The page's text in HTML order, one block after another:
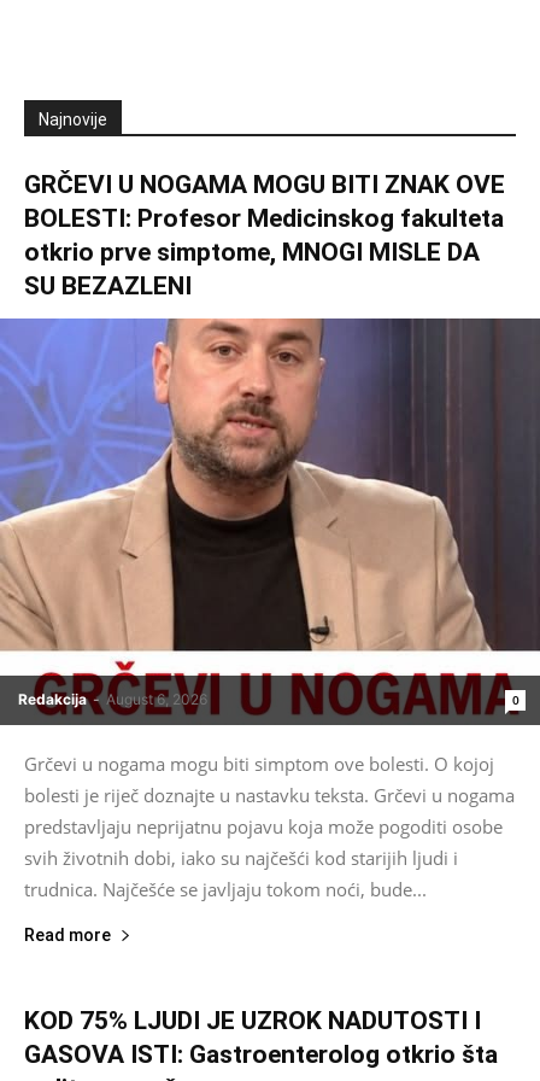
Najnovije
GRČEVI U NOGAMA MOGU BITI ZNAK OVE
BOLESTI: Profesor Medicinskog fakulteta
otkrio prve simptome, MNOGI MISLE DA
SU BEZAZLENI
Redakcija - August 6, 2026 0
Grčevi u nogama mogu biti simptom ove bolesti. O kojoj
bolesti je riječ doznajte u nastavku teksta. Grčevi u nogama
predstavljaju neprijatnu pojavu koja može pogoditi osobe
svih životnih dobi, iako su najčešći kod starijih ljudi i
trudnica. Najčešće se javljaju tokom noći, bude...
Read more
KOD 75% LJUDI JE UZROK NADUTOSTI I
GASOVA ISTI: Gastroenterolog otkrio šta